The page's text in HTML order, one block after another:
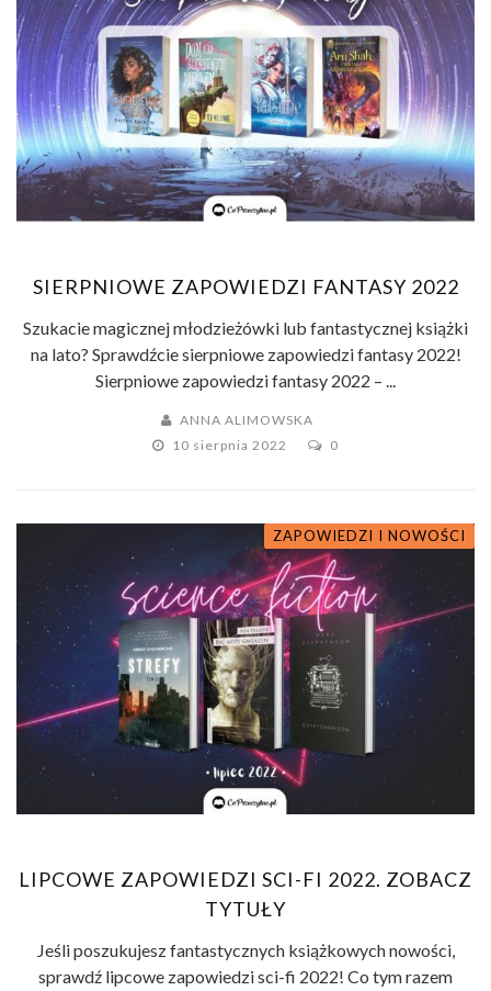
SIERPNIOWE ZAPOWIEDZI FANTASY 2022
Szukacie magicznej młodzieżówki lub fantastycznej książki
na lato? Sprawdźcie sierpniowe zapowiedzi fantasy 2022!
Sierpniowe zapowiedzi fantasy 2022 – ...
ANNA ALIMOWSKA
10 sierpnia 2022
0
ZAPOWIEDZI I NOWOŚCI
LIPCOWE ZAPOWIEDZI SCI-FI 2022. ZOBACZ
TYTUŁY
Jeśli poszukujesz fantastycznych książkowych nowości,
sprawdź lipcowe zapowiedzi sci-fi 2022! Co tym razem